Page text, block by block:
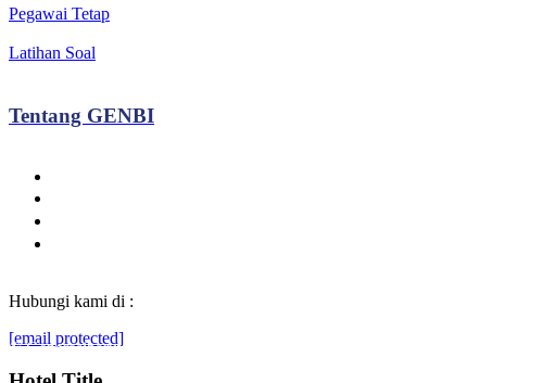
Pegawai Tetap
Latihan Soal
Tentang GENBI
Hubungi kami di :
[email protected]
© Generasibaruindonesia.com 2022. All rights reserved.